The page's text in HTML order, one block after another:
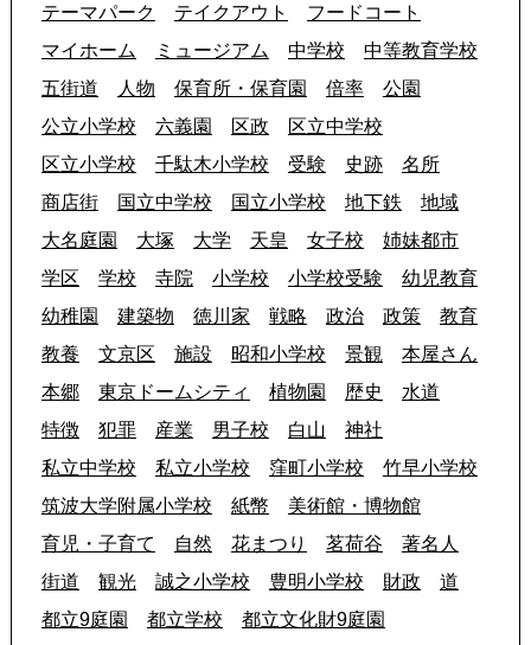
テーマパーク
テイクアウト
フードコート
マイホーム
ミュージアム 中学校
中等教育学校
五街道
人物 保育所・保育園 倍率
公園
公立小学校
六義園 区政
区立中学校
区立小学校
千駄木小学校 受験 史跡
名所
商店街
国立中学校 国立小学校 地下鉄
地域
大名庭園
大塚 大学 天皇 女子校
姉妹都市
学区
学校 寺院 小学校 小学校受験
幼児教育
幼稚園
建築物 徳川家 戦略 政治 政策
教育
教養
文京区 施設 昭和小学校 景観
本屋さん
本郷
東京ドームシティ 植物園 歴史
水道
特徴
犯罪 産業 男子校 白山
神社
私立中学校
私立小学校 窪町小学校
竹早小学校
筑波大学附属小学校
紙幣
美術館・博物館
育児・子育て
自然 花まつり 茗荷谷
著名人
街道
観光 誠之小学校 豊明小学校 財政
道
都立9庭園
都立学校
都立文化財9庭園